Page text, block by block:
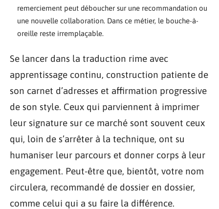
remerciement peut déboucher sur une recommandation ou
une nouvelle collaboration. Dans ce métier, le bouche-à-
oreille reste irremplaçable.
Se lancer dans la traduction rime avec
apprentissage continu, construction patiente de
son carnet d’adresses et affirmation progressive
de son style. Ceux qui parviennent à imprimer
leur signature sur ce marché sont souvent ceux
qui, loin de s’arrêter à la technique, ont su
humaniser leur parcours et donner corps à leur
engagement. Peut-être que, bientôt, votre nom
circulera, recommandé de dossier en dossier,
comme celui qui a su faire la différence.